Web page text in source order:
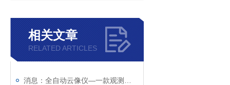
相关文章
RELATED ARTICLES